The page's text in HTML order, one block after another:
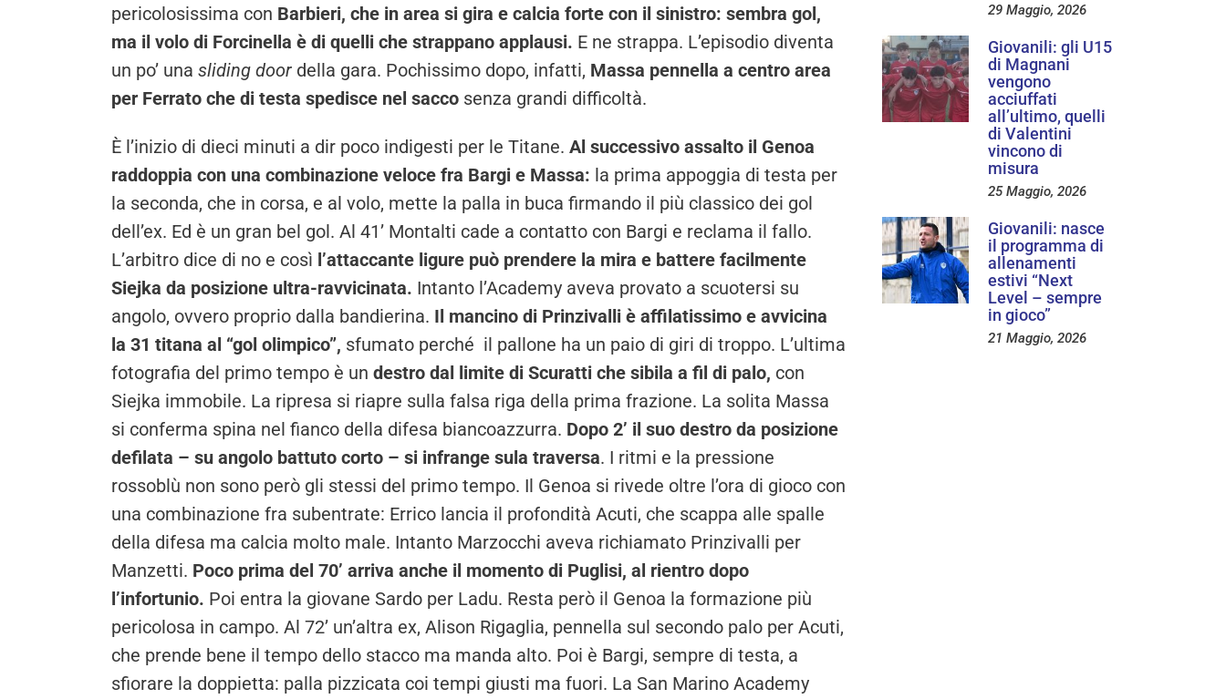
pericolosissima con Barbieri, che in area si gira e calcia forte con il sinistro: sembra gol,
ma il volo di Forcinella è di quelli che strappano applausi. E ne strappa. L’episodio diventa
un po’ una sliding door della gara. Pochissimo dopo, infatti, Massa pennella a centro area
per Ferrato che di testa spedisce nel sacco senza grandi difficoltà.
È l’inizio di dieci minuti a dir poco indigesti per le Titane. Al successivo assalto il Genoa
raddoppia con una combinazione veloce fra Bargi e Massa: la prima appoggia di testa per
la seconda, che in corsa, e al volo, mette la palla in buca firmando il più classico dei gol
dell’ex. Ed è un gran bel gol. Al 41’ Montalti cade a contatto con Bargi e reclama il fallo.
L’arbitro dice di no e così l’attaccante ligure può prendere la mira e battere facilmente
Siejka da posizione ultra-ravvicinata. Intanto l’Academy aveva provato a scuotersi su
angolo, ovvero proprio dalla bandierina. Il mancino di Prinzivalli è affilatissimo e avvicina
la 31 titana al “gol olimpico”, sfumato perché il pallone ha un paio di giri di troppo. L’ultima
fotografia del primo tempo è un destro dal limite di Scuratti che sibila a fil di palo, con
Siejka immobile. La ripresa si riapre sulla falsa riga della prima frazione. La solita Massa
si conferma spina nel fianco della difesa biancoazzurra. Dopo 2’ il suo destro da posizione
defilata – su angolo battuto corto – si infrange sula traversa. I ritmi e la pressione
rossoblù non sono però gli stessi del primo tempo. Il Genoa si rivede oltre l’ora di gioco con
una combinazione fra subentrate: Errico lancia il profondità Acuti, che scappa alle spalle
della difesa ma calcia molto male. Intanto Marzocchi aveva richiamato Prinzivalli per
Manzetti. Poco prima del 70’ arriva anche il momento di Puglisi, al rientro dopo
l’infortunio. Poi entra la giovane Sardo per Ladu. Resta però il Genoa la formazione più
pericolosa in campo. Al 72’ un’altra ex, Alison Rigaglia, pennella sul secondo palo per Acuti,
che prende bene il tempo dello stacco ma manda alto. Poi è Bargi, sempre di testa, a
sfiorare la doppietta: palla pizzicata coi tempi giusti ma fuori. La San Marino Academy
29 Maggio, 2026
Giovanili: gli U15
di Magnani
vengono
acciuffati
all’ultimo, quelli
di Valentini
vincono di
misura
25 Maggio, 2026
Giovanili: nasce
il programma di
allenamenti
estivi “Next
Level – sempre
in gioco”
21 Maggio, 2026